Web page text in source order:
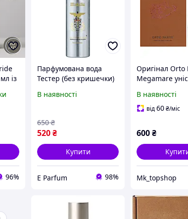
із
96%
Парфумована вода
Тестер (без кришечки)
d'Orient Madelle 150 ml
В наявності
520₴
650 ₴
Купити
E Parfum 98%
Оригінал Orto
Megamare
Парізі -
В наявності
від60₴/міс
600₴
Mk_topshop